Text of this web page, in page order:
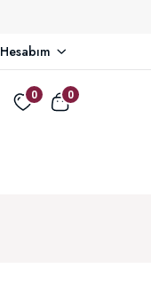
Hesabım
0 0